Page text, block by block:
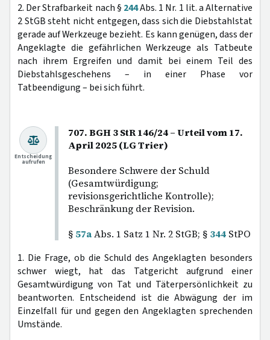
2. Der Strafbarkeit nach § 244Abs. 1 Nr. 1 lit. a Alternative
2 StGB steht nicht entgegen, dass sich die Diebstahlstat
gerade auf Werkzeuge bezieht. Es kann genügen, dass der
Angeklagte die gefährlichen Werkzeuge als Tatbeute
nach ihrem Ergreifen und damit bei einem Teil des
Diebstahlsgeschehens – in einer Phase vor
Tatbeendigung – bei sich führt.
707. BGH 3 StR 146/24 – Urteil vom 17.
April 2025 (LG Trier)
Besondere Schwere der Schuld
(Gesamtwürdigung;
revisionsgerichtliche Kontrolle);
Beschränkung der Revision.
§ 57aAbs. 1 Satz 1 Nr. 2 StGB; § 344 StPO
Entscheidung
aufrufen
1. Die Frage, ob die Schuld des Angeklagten besonders
schwer wiegt, hat das Tatgericht aufgrund einer
Gesamtwürdigung von Tat und Täterpersönlichkeit zu
beantworten. Entscheidend ist die Abwägung der im
Einzelfall für und gegen den Angeklagten sprechenden
Umstände.